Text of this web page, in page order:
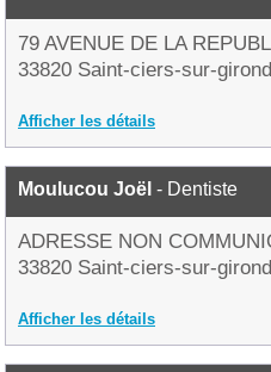
79 AVENUE DE LA
33820 Saint-ciers-sur-
Afficher les détails
Moulucou Joël - Dentiste
ADRESSE NON
33820 Saint-ciers-sur-
Afficher les détails